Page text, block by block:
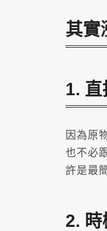
其實
1. 直
因為原
也不必
許是最
2. 時